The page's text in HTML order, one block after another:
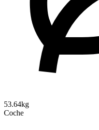
53.64kg
Coche